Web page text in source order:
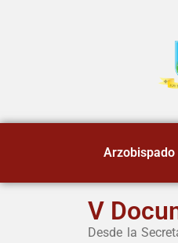
Arzobispado
V
Desde la